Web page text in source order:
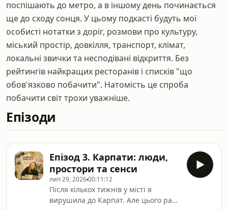
поспішають до метро, а в іншому день починається
ще до сходу сонця. У цьому подкасті будуть мої
особисті нотатки з доріг, розмови про культуру,
міський простір, довкілля, транспорт, клімат,
локальні звички та несподівані відкриття. Без
рейтингів найкращих ресторанів і списків "що
обов'язково побачити". Натомість це спроба
побачити світ трохи уважніше.
Епізоди
Епізод 3. Карпати: люди,
простори та сенси
лип 29, 202600:11:12
Після кількох тижнів у місті я
вирушила до Карпат. Але цього разу